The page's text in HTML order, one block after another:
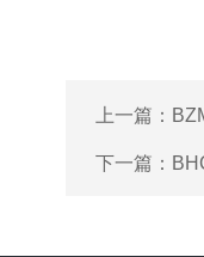
上一篇：
下一篇：